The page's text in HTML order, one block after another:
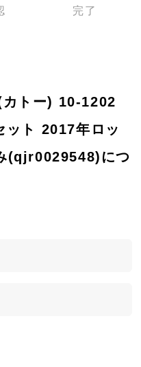
完了
トー) 10-1202
ット 2017年ロッ
(qjr0029548)につ